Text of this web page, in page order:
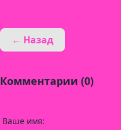
← Назад
Комментарии (0)
Ваше имя: